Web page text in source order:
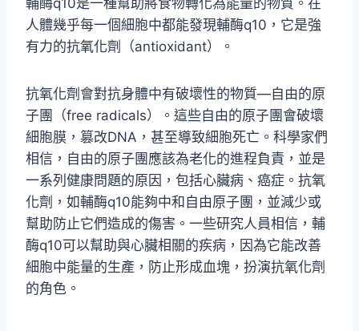
輔酶q10是一種幫助將食物轉化為能量的物質。在
人體幾乎每一個細胞中都能發現輔酶q10，它是強
有力的抗氧化劑（antioxidant）。
抗氧化劑會對抗身體中有破壞性的物質—自由的原
子團（free radicals）。這些自由的原子團會破壞
細胞膜，篡改DNA，甚至導致細胞死亡。科學家們
相信，自由的原子團應該為老化的進程負責，並是
一系列健康問題的原因，包括心臟病、癌症。抗氧
化劑，如輔酶q10能夠中和自由原子團，並減少或
幫助防止它們造成的傷害。一些研究人員相信，輔
酶q10可以幫助與心臟相關的疾病，因為它能改善
細胞中能量的生產，防止形成血塊，扮演抗氧化劑
的角色。